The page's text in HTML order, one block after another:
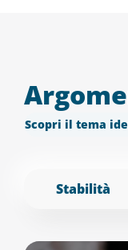
Scopri il tema
Stabilità